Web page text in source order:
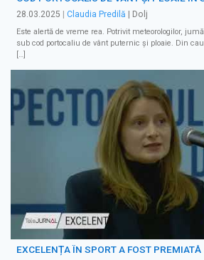
28.03.2025 Claudia Predilă | Dolj
Este alertă de vreme rea. Potrivit meteorologilor,
sub cod portocaliu de vânt puternic și ploaie. Din
[…]
EXCELENȚA ÎN SPORT A FOST PREMIATĂ